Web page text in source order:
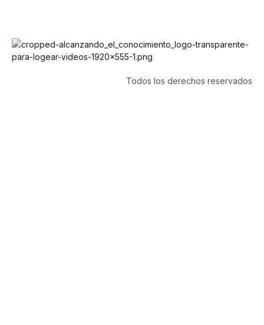
Todos los derechos reservados